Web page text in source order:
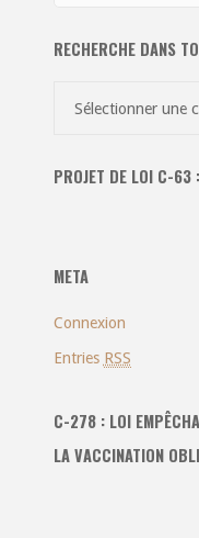
RECHERCHE DANS
les
PROJET DE LOI C-63 :
META
Connexion
Entries RSS
C-278 : LOI
LA VACCINATION